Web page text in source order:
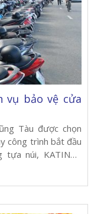
vụ bảo vệ cửa
Tàu được chọn
công trình bắt đầu
núi, KATINAT
không gian độc